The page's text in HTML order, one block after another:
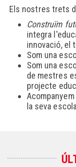
Els nostres trets
Construïm
integra
innovació, el
Som una
Som una
de mestres
projecte
la seva